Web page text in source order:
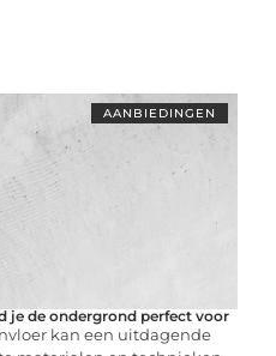
AANBIEDINGEN
je de ondergrond perfect voor
kan een uitdagende